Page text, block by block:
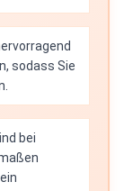
sodass Sie
bei